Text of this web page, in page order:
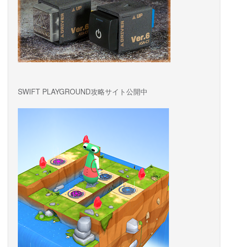
SWIFT PLAYGROUND攻略サイト公開中